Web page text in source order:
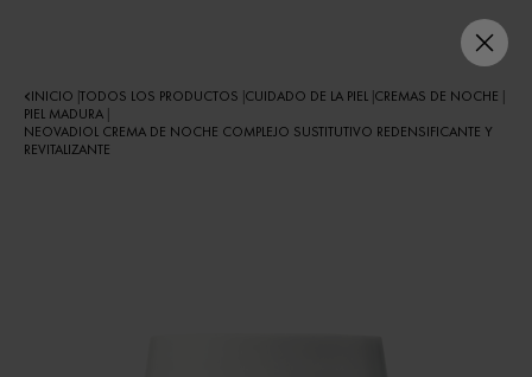
INICIO TODOS LOS PRODUCTOS CUIDADO DE LA PIEL CREMAS DE NOCHE
PIEL MADURA
NEOVADIOL CREMA DE NOCHE COMPLEJO SUSTITUTIVO REDENSIFICANTE Y
REVITALIZANTE